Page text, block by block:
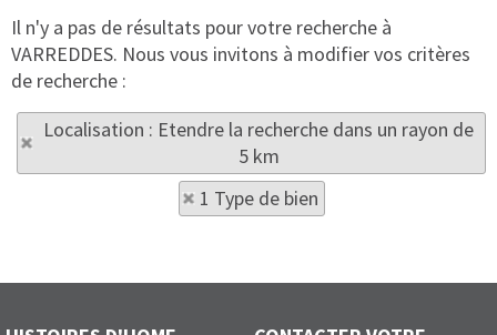
Il n'y a pas de résultats pour votre recherche à
VARREDDES. Nous vous invitons à modifier vos critères
de recherche :
Localisation : Etendre la recherche dans un rayon de
5 km
1 Type de bien